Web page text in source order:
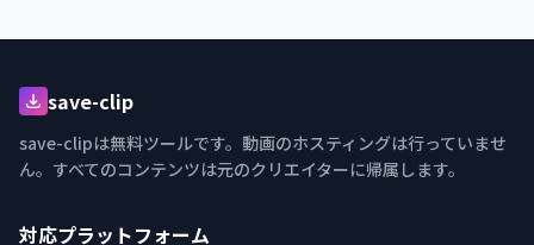
save-clip
save-clipは無料ツールです。動画のホスティングは行っていませ
ん。すべてのコンテンツは元のクリエイターに帰属します。
対応プラットフォーム